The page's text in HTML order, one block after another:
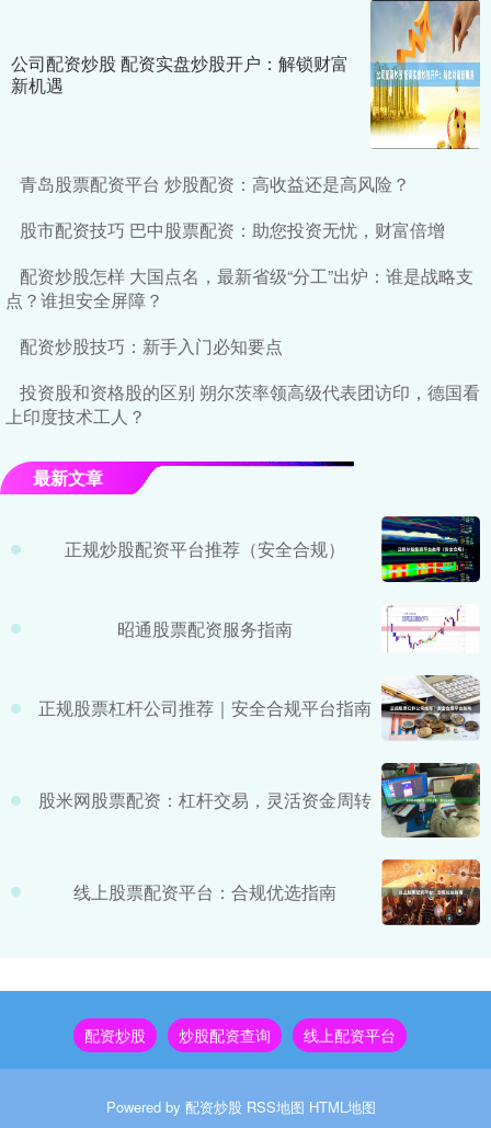
公司配资炒股 配资实盘炒股开户：解锁财富
新机遇
青岛股票配资平台 炒股配资：高收益还是高风险？
股市配资技巧 巴中股票配资：助您投资无忧，财富倍增
配资炒股怎样 大国点名，最新省级“分工”出炉：谁是战略支
点？谁担安全屏障？
配资炒股技巧：新手入门必知要点
投资股和资格股的区别 朔尔茨率领高级代表团访印，德国看
上印度技术工人？
最新文章
正规炒股配资平台推荐（安全合规）
昭通股票配资服务指南
正规股票杠杆公司推荐｜安全合规平台指南
股米网股票配资：杠杆交易，灵活资金周转
线上股票配资平台：合规优选指南
配资炒股 炒股配资查询 线上配资平台
Powered by 配资炒股 RSS地图 HTML地图